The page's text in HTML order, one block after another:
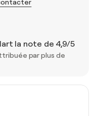
la note de 4,9/5
par plus de